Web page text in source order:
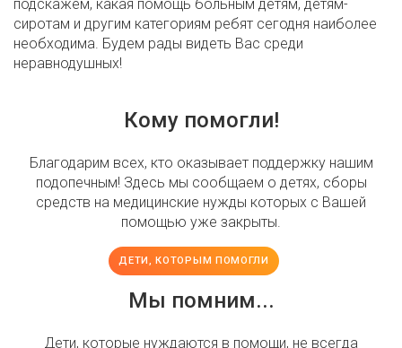
подскажем, какая помощь больным детям, детям-
сиротам и другим категориям ребят сегодня наиболее
необходима. Будем рады видеть Вас среди
неравнодушных!
Кому помогли!
Благодарим всех, кто оказывает поддержку нашим
подопечным! Здесь мы сообщаем о детях, сборы
средств на медицинские нужды которых с Вашей
помощью уже закрыты.
ДЕТИ, КОТОРЫМ ПОМОГЛИ
Мы помним...
Дети, которые нуждаются в помощи, не всегда